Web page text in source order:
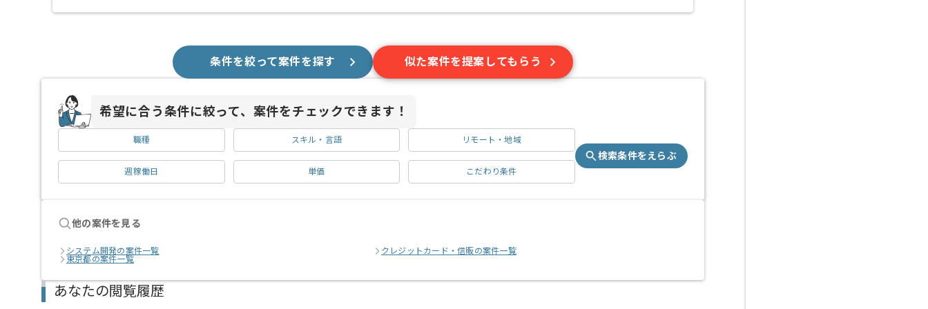
条件を絞って案件を探す 似た案件を提案してもらう
希望に合う条件に絞って、案件をチェックできます！
職種 スキル・言語 リモート・地域
週稼働日 単価 こだわり条件
検索条件をえらぶ
他の案件を見る
システム開発の案件一覧
クレジットカード・信販の案件一覧
東京都の案件一覧
あなたの閲覧履歴